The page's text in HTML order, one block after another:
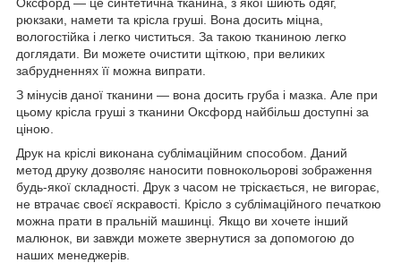
рюкзаки, намети та крісла груші. Вона досить міцна,
вологостійка і легко чиститься. За такою тканиною легко
доглядати. Ви можете очистити щіткою, при великих
забрудненнях її можна випрати.
З мінусів даної тканини ― вона досить груба і мазка. Але при
цьому крісла груші з тканини Оксфорд найбільш доступні за
ціною.
Друк на кріслі виконана сублімаційним способом. Даний
метод друку дозволяє наносити повнокольорові зображення
будь-якої складності. Друк з часом не тріскається, не вигорає,
не втрачає своєї яскравості. Крісло з сублімаційного печаткою
можна прати в пральній машинці. Якщо ви хочете інший
малюнок, ви завжди можете звернутися за допомогою до
наших менеджерів.